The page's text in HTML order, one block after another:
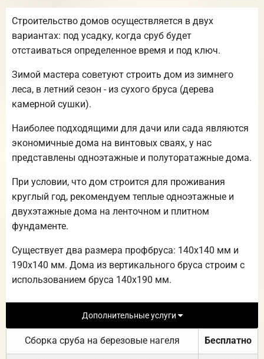
Строительство домов осуществляется в двух
вариантах: под усадку, когда сруб будет
отстаиваться определенное время и под ключ.
Зимой мастера советуют строить дом из зимнего
леса, в летний сезон - из сухого бруса (дерева
камерной сушки).
Наиболее подходящими для дачи или сада являются
экономичные дома на винтовых сваях, у нас
представлены одноэтажные и полуторатажные дома.
При условии, что дом строится для проживания
круглый год, рекомендуем теплые одноэтажные и
двухэтажные дома на ленточном и плитном
фундаменте.
Существует два размера профбруса: 140х140 мм и
190х140 мм. Дома из вертикального бруса строим с
использованием бруса 140х190 мм.
Дополнительные услуги
Сборка сруба на березовые нагеля Бесплатно